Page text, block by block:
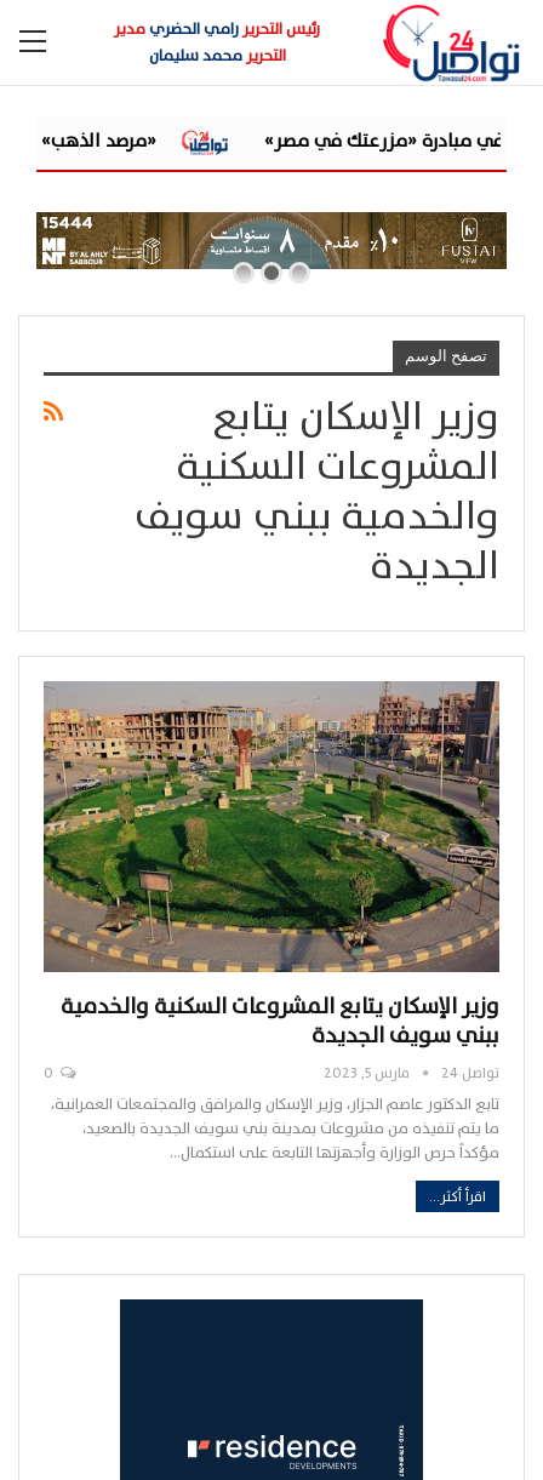
رئيس التحريررامي الحضريمدير
التحريرمحمد سليمان
«مرصد الذهب»: الكاش
تصفح الوسم
وزير الإسكان يتابع
المشروعات السكنية
والخدمية ببني سويف
الجديدة
وزير الإسكان يتابع المشروعات السكنية والخدمية
ببني سويف الجديدة
تواصل 24 مارس 5, 2023
تابع الدكتور عاصم الجزار، وزير الإسكان والمرافق والمجتمعات العمرانية،
ما يتم تنفيذه من مشروعات بمدينة بني سويف الجديدة بالصعيد،
مؤكداً حرص الوزارة وأجهزتها التابعة على استكمال…
اقرأ أكثر...